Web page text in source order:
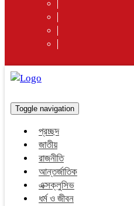
Toggle navigation
প্রচ্ছদ
জাতীয়
রাজনীতি
আন্তর্জাতিক
এক্সক্লুসিভ
ধর্ম ও জীবন